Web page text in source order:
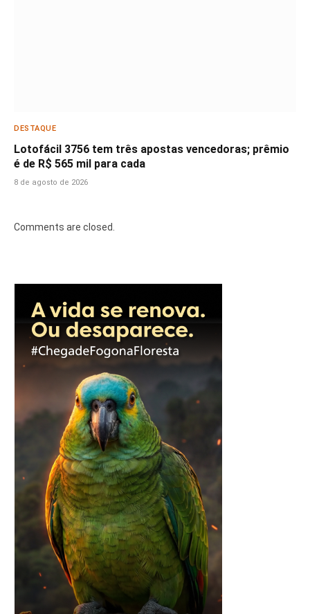
DESTAQUE
Lotofácil 3756 tem três apostas vencedoras; prêmio
é de R$ 565 mil para cada
8 de agosto de 2026
Comments are closed.